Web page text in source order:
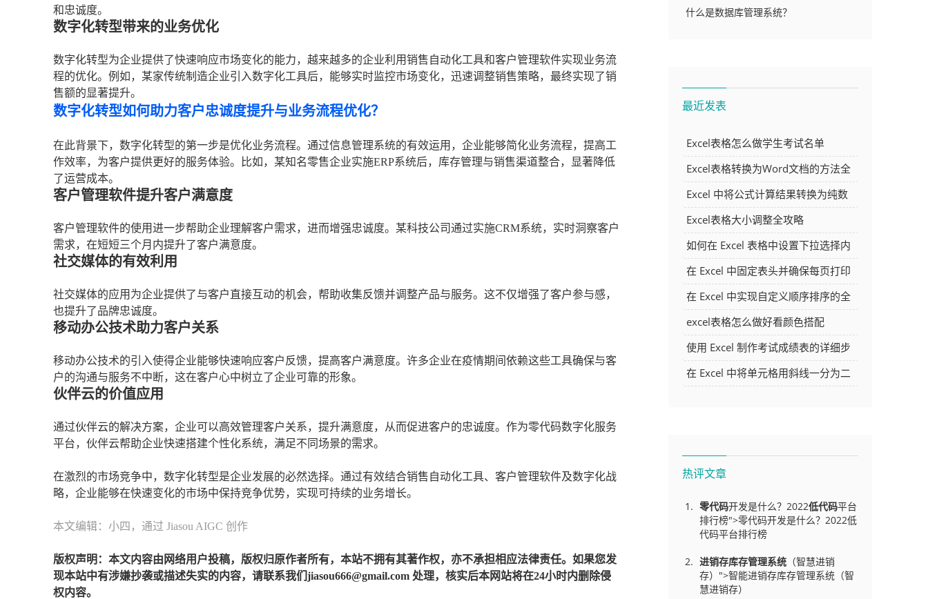
和忠诚度。
数字化转型带来的业务优化
数字化转型为企业提供了快速响应市场变化的能力，越来越多的企业利用销售自动化工具和客户管理软件实现业务流
程的优化。例如，某家传统制造企业引入数字化工具后，能够实时监控市场变化，迅速调整销售策略，最终实现了销
售额的显著提升。
数字化转型如何助力客户忠诚度提升与业务流程优化？
在此背景下，数字化转型的第一步是优化业务流程。通过信息管理系统的有效运用，企业能够简化业务流程，提高工
作效率，为客户提供更好的服务体验。比如，某知名零售企业实施ERP系统后，库存管理与销售渠道整合，显著降低
了运营成本。
客户管理软件提升客户满意度
客户管理软件的使用进一步帮助企业理解客户需求，进而增强忠诚度。某科技公司通过实施CRM系统，实时洞察客户
需求，在短短三个月内提升了客户满意度。
社交媒体的有效利用
社交媒体的应用为企业提供了与客户直接互动的机会，帮助收集反馈并调整产品与服务。这不仅增强了客户参与感，
也提升了品牌忠诚度。
移动办公技术助力客户关系
移动办公技术的引入使得企业能够快速响应客户反馈，提高客户满意度。许多企业在疫情期间依赖这些工具确保与客
户的沟通与服务不中断，这在客户心中树立了企业可靠的形象。
伙伴云的价值应用
通过伙伴云的解决方案，企业可以高效管理客户关系，提升满意度，从而促进客户的忠诚度。作为零代码数字化服务
平台，伙伴云帮助企业快速搭建个性化系统，满足不同场景的需求。
在激烈的市场竞争中，数字化转型是企业发展的必然选择。通过有效结合销售自动化工具、客户管理软件及数字化战
略，企业能够在快速变化的市场中保持竞争优势，实现可持续的业务增长。
本文编辑：小四，通过 Jiasou AIGC 创作
版权声明：本文内容由网络用户投稿，版权归原作者所有，本站不拥有其著作权，亦不承担相应法律责任。如果您发
现本站中有涉嫌抄袭或描述失实的内容，请联系我们jiasou666@gmail.com 处理，核实后本网站将在24小时内删除侵
权内容。
什么是数据库管理系统？
最近发表
Excel表格怎么做学生考试名单
Excel表格转换为Word文档的方法全
解析
Excel 中将公式计算结果转换为纯数
字的多种方法
Excel表格大小调整全攻略
如何在 Excel 表格中设置下拉选择内
容
在 Excel 中固定表头并确保每页打印
时都显示表头的方法详解
在 Excel 中实现自定义顺序排序的全
面指南
excel表格怎么做好看颜色搭配
使用 Excel 制作考试成绩表的详细步
骤及技巧
在 Excel 中将单元格用斜线一分为二
热评文章
零代码开发是什么？2022低代码平台
排行榜">零代码开发是什么？2022低
代码平台排行榜
进销存库存管理系统 （智慧进销
存）">智能进销存库存管理系统（智
慧进销存）